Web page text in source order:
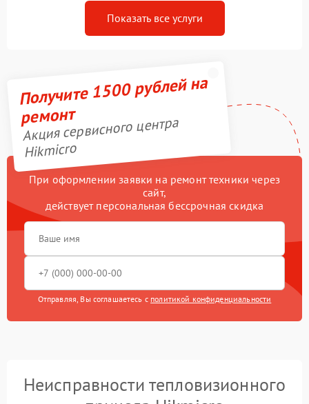
Показать все услуги
Получите 1500 рублей на
ремонт
Акция сервисного центра
Hikmicro
При оформлении заявки на ремонт техники через
сайт,
действует персональная бессрочная скидка
Отправляя, Вы соглашаетесь с политикой конфиденциальности
Неисправности тепловизионного